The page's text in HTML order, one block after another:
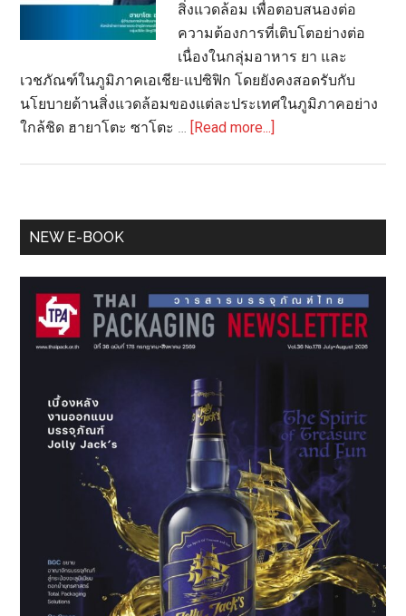
สิ่งแวดล้อม เพื่อตอบสนองต่อ
ความต้องการที่เติบโตอย่างต่อ
เนื่องในกลุ่มอาหาร ยา และ
เวชภัณฑ์ในภูมิภาคเอเชีย-แปซิฟิก โดยยังคงสอดรับกับ
นโยบายด้านสิ่งแวดล้อมของแต่ละประเทศในภูมิภาคอย่าง
ใกล้ชิด ฮายาโตะ ซาโตะ …
[Read more...]
พัฒนา
ที่
ยั่งยืน
และ
อนาคต
ของ
ภูมิภาค
เอเชีย
แป-
ซิ
ฟิก
Primary
NEW E-BOOK